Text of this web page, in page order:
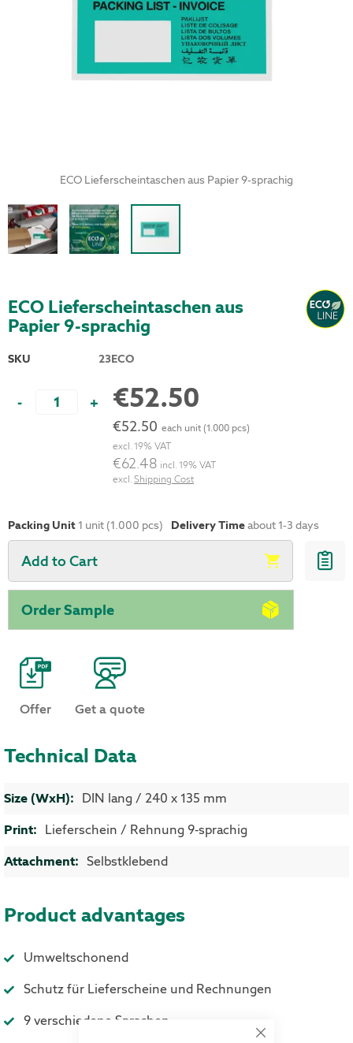
ECO Lieferscheintaschen aus
Papier 9-sprachig
SKU 23ECO
- + €52.50
€52.50 each unit (1.000 pcs)
excl. 19% VAT
€62.48 incl. 19% VAT
excl.Shipping Cost
Packing Unit1 unit (1.000 pcs) Delivery Timeabout 1-3 days
Add to Cart
Order Sample
Offer Get a quote
ECO Lieferscheintaschen aus Papier 9-sprachig
Technical Data
More InformationDIN lang / 240 x 135 mm
Lieferschein / Rehnung 9-sprachig
Selbstklebend
Product advantages
Umweltschonend
Schutz für Lieferscheine und Rechnungen
9 verschiedene Sprachen